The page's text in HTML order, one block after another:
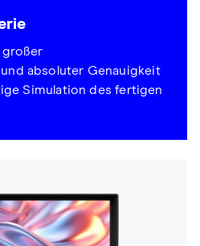
absoluter Genauigkeit
Simulation des fertigen